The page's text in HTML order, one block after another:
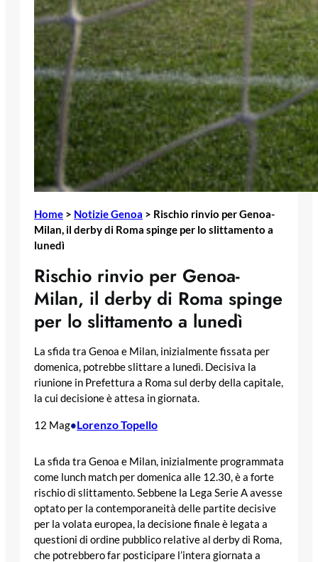
Home > Notizie Genoa > Rischio rinvio per Genoa-
Milan, il derby di Roma spinge per lo slittamento a
lunedì
Rischio rinvio per Genoa-
Milan, il derby di Roma spinge
per lo slittamento a lunedì
La sfida tra Genoa e Milan, inizialmente fissata per
domenica, potrebbe slittare a lunedì. Decisiva la
riunione in Prefettura a Roma sul derby della capitale,
la cui decisione è attesa in giornata.
12 Mag•Lorenzo Topello
La sfida tra Genoa e Milan, inizialmente programmata
come lunch match per domenica alle 12.30, è a forte
rischio di slittamento. Sebbene la Lega Serie A avesse
optato per la contemporaneità delle partite decisive
per la volata europea, la decisione finale è legata a
questioni di ordine pubblico relative al derby di Roma,
che potrebbero far posticipare l’intera giornata a